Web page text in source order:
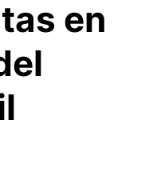
en